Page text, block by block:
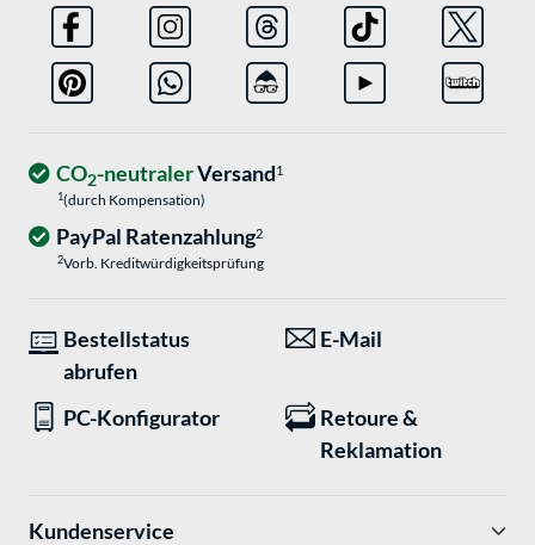
CO2-neutralerVersand1
1(durch Kompensation)
PayPal Ratenzahlung2
2Vorb. Kreditwürdigkeitsprüfung
Bestellstatus
abrufen
E-Mail
PC-Konfigurator
Retoure &
Reklamation
Kundenservice